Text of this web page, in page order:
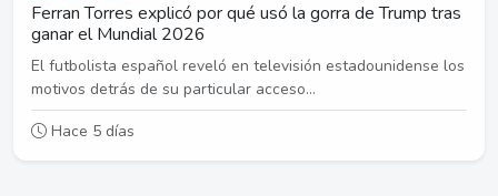
Ferran Torres explicó por qué usó la gorra de Trump tras
ganar el Mundial 2026
El futbolista español reveló en televisión estadounidense los
motivos detrás de su particular acceso...
Hace 5 días